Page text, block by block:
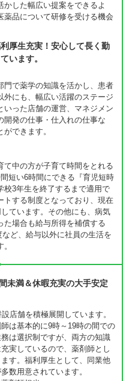
した幅広い提案をできるよ
薬品について研修を受ける機会
厚生充実！安心して長く勤
います。
門で薬学の知識を活かし、患者
にも、幅広い活躍のステージ
いった店舗の運営、マネジメン
開発の仕事・仕入れの仕事な
できます。
中の方が子育て時間をとれる
短い6時間にできる『育児短時
校3年生を終了するまで適用で
トする制度となっており、現在
ています。その他にも、病気
た場合も給与所得を補償する
など、給与以外に社員の生活を
未満＆休暇充実の大手安定
店舗を積極展開しています。
は基本的に9時～19時の間での
は選択制ですが、両方の知識
実しているので、薬剤師とし
す。福利厚生として、同業他
数用意されています。